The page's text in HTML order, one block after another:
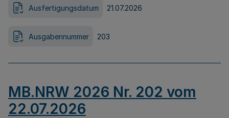
Ausfertigungsdatum 21.07.2026
Ausgabennummer 203
MB.NRW 2026 Nr. 202 vom
22.07.2026